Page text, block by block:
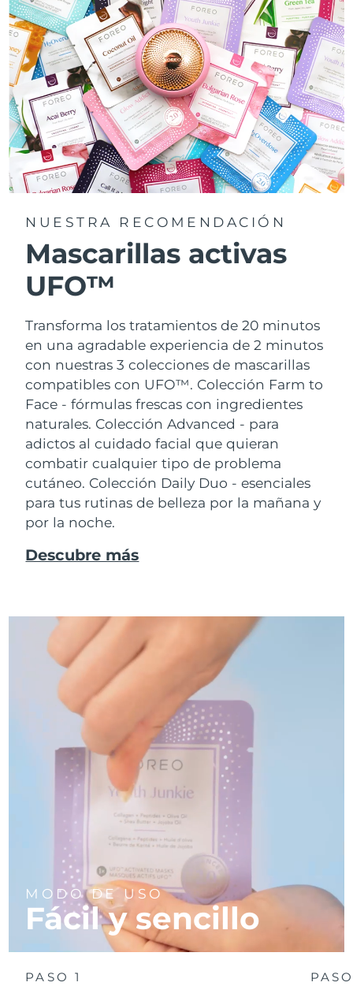
NUESTRA RECOMENDACIÓN
Mascarillas activas
UFO™
Transforma los tratamientos de 20 minutos
en una agradable experiencia de 2 minutos
con nuestras 3 colecciones de mascarillas
compatibles con UFO™. Colección Farm to
Face - fórmulas frescas con ingredientes
naturales. Colección Advanced - para
adictos al cuidado facial que quieran
combatir cualquier tipo de problema
cutáneo. Colección Daily Duo - esenciales
para tus rutinas de belleza por la mañana y
por la noche.
Descubre más
MODO DE USO
Fácil y sencillo
PASO 1